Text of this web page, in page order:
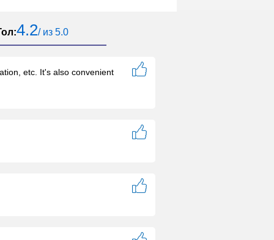
4.2/ из 5.0
etc. It's also convenient